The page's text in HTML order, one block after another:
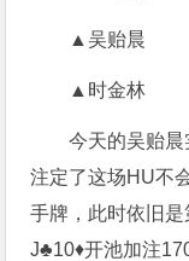
▲吴贻晨
▲时金林
今天的吴贻
注定了这场HU不
手牌，此时依旧
J♣10♦开池加注